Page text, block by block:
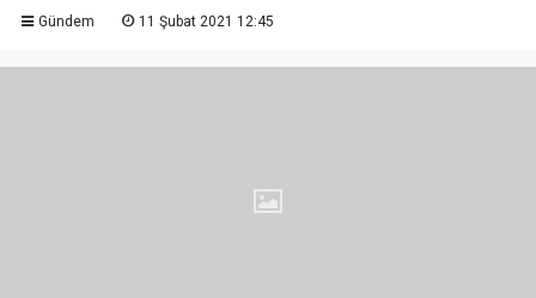
Gündem 11 Şubat 2021 12:45